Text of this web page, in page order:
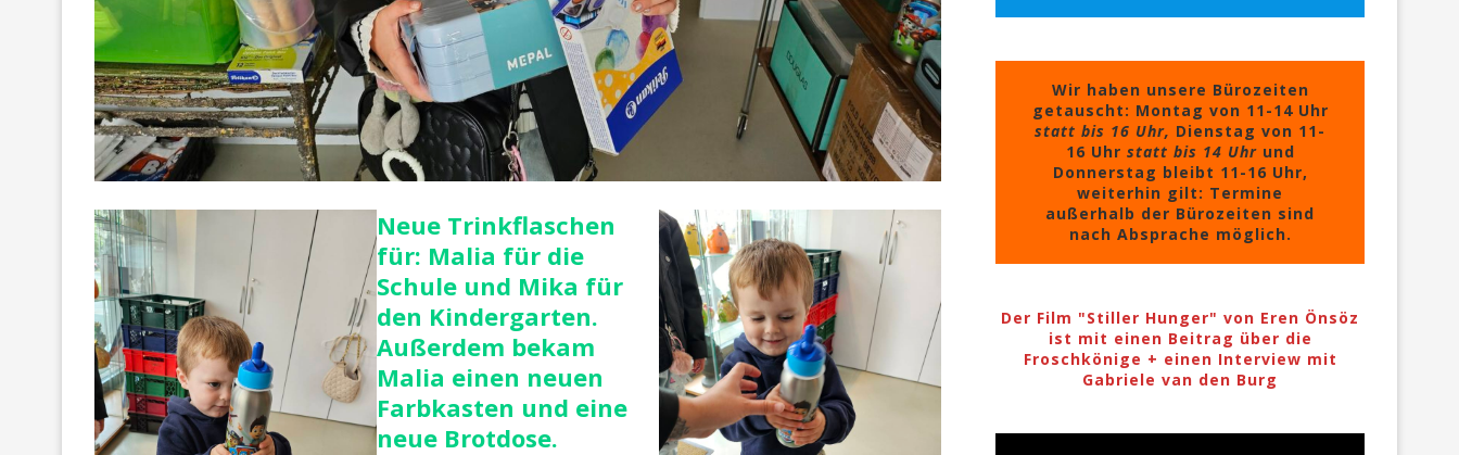
Neue Trinkflaschen
für: Malia für die
Schule und Mika für
den Kindergarten.
Außerdem bekam
Malia einen neuen
Farbkasten und eine
neue Brotdose.
Wir haben unsere Bürozeiten
getauscht: Montag von 11-14 Uhr
statt bis 16 Uhr, Dienstag von 11-
16 Uhr statt bis 14 Uhrund
Donnerstag bleibt 11-16 Uhr,
weiterhin gilt: Termine
außerhalb der Bürozeiten sind
nach Absprache möglich.
Der Film "Stiller Hunger" von Eren Önsöz
ist mit einen Beitrag über die
Froschkönige + einen Interview mit
Gabriele van den Burg